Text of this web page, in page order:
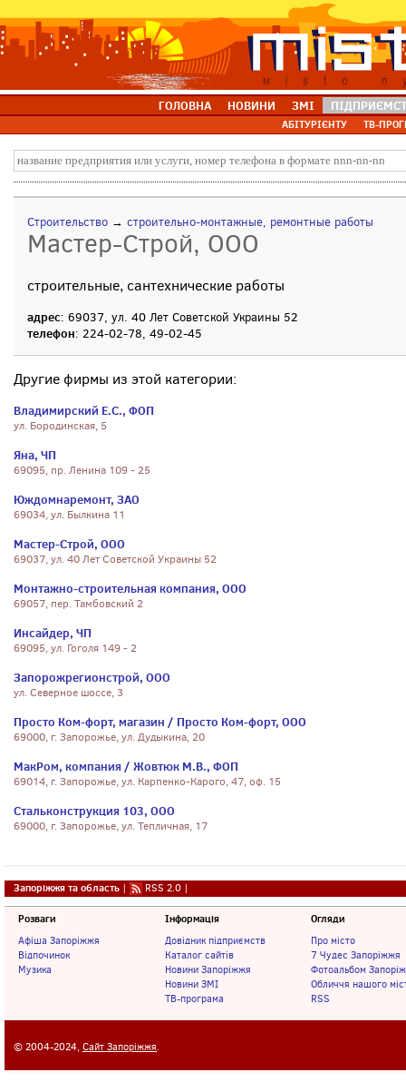
ГОЛОВНА НОВИНИ ЗМІ
АБІТУРІЄНТУ ТВ-
Строительство → строительно-монтажные, ремонтные работы
Мастер-Строй, ООО
строительные, сантехнические работы
адрес: 69037, ул. 40 Лет Советской Украины 52
телефон: 224-02-78, 49-02-45
Другие фирмы из этой категории:
Владимирский Е.С., ФОП
ул. Бородинская, 5
Яна, ЧП
69095, пр. Ленина 109 - 25
Юждомнаремонт, ЗАО
69034, ул. Былкина 11
Мастер-Строй, ООО
69037, ул. 40 Лет Советской Украины 52
Монтажно-строительная компания, ООО
69057, пер. Тамбовский 2
Инсайдер, ЧП
69095, ул. Гоголя 149 - 2
Запорожрегионстрой, ООО
ул. Северное шоссе, 3
Просто Ком-форт, магазин / Просто Ком-форт, ООО
69000, г. Запорожье, ул. Дудыкина, 20
МакРом, компания / Жовтюк М.В., ФОП
69014, г. Запорожье, ул. Карпенко-Карого, 47, оф. 15
Стальконструкция 103, ООО
69000, г. Запорожье, ул. Тепличная, 17
Запоріжжя та область | RSS 2.0 |
Розваги
Афіша Запоріжжя
Відпочинок
Музика
Інформація
Довідник підприємств
Каталог сайтів
Новини Запоріжжя
Новини ЗМІ
ТВ-програма
Огляди
Про місто
7 Чудес Запоріжжя
Фотоальбом
Обличчя нашого
RSS
© 2004-2024, Сайт Запоріжжя.